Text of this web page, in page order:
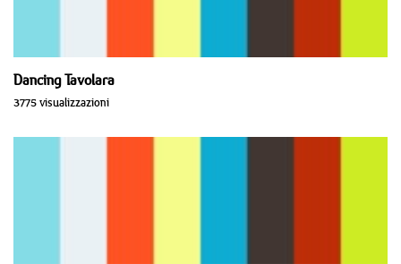
Dancing Tavolara
3775 visualizzazioni